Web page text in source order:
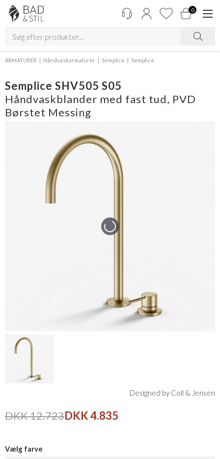
0
ARMATURER Håndvaskarmaturer Semplice Semplice
Semplice SHV505 S05
Håndvaskblander med fast tud, PVD
Børstet Messing
Designed by Coll & Jensen
DKK 12.723DKK 4.835
Vælg farve